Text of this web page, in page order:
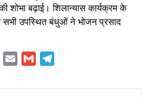
शोभा बढ़ाई। शिलान्यास कार्यक्रम के
सभी उपस्थित बंधुओं ने भोजन प्रसाद
Email Gmail